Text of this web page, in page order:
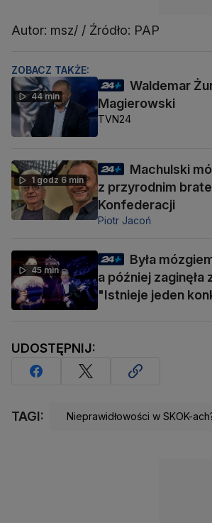
Autor: msz/ / Źródło: PAP
ZOBACZ TAKŻE:
44 min
Waldemar
Magierowski
TVN24
1 godz 6 min
Machulski
z przyrodnim
Konfederacji
Piotr Jacoń
45 min
Była
a później zaginęła
"Istnieje jeden
UDOSTĘPNIJ:
TAGI: Nieprawidłowości w SKOK-